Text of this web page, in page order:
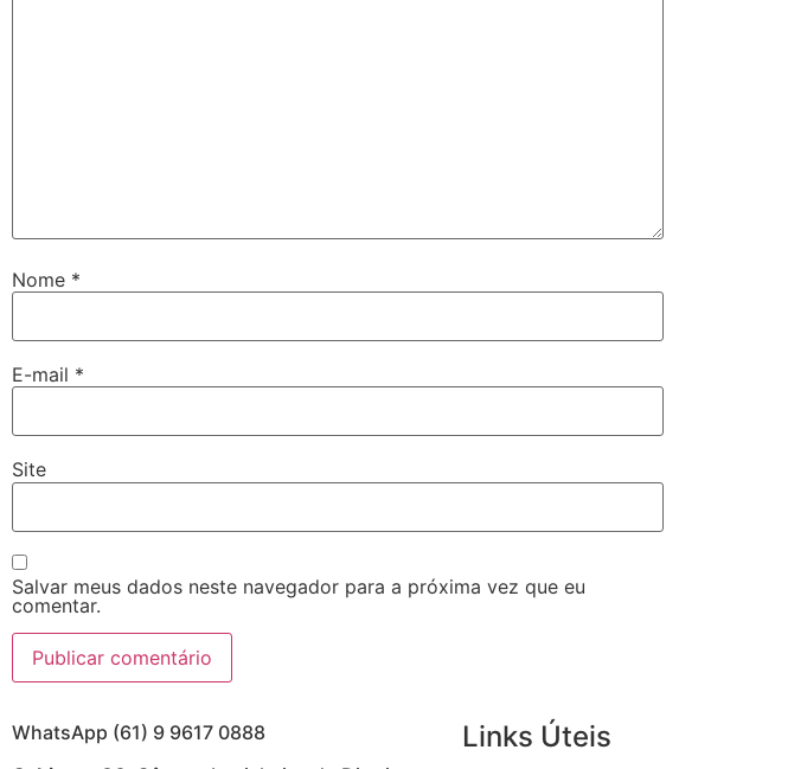
Nome *
E-mail *
Site
Salvar meus dados neste navegador para a próxima vez que eu
comentar.
WhatsApp (61) 9 9617 0888
Links Úteis